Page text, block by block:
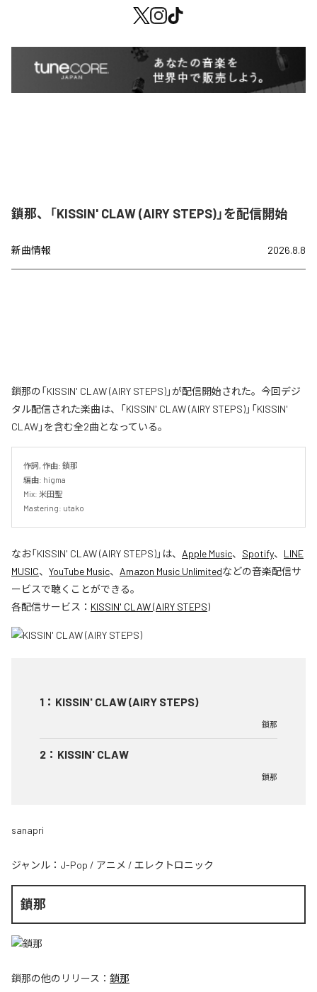
鎖那、「KISSIN' CLAW (AIRY STEPS)」を配信開始
新曲情報 2026.8.8
鎖那の「KISSIN' CLAW (AIRY STEPS)」が配信開始された。今回デジ
タル配信された楽曲は、「KISSIN' CLAW (AIRY STEPS)」「KISSIN'
CLAW」を含む全2曲となっている。
作詞, 作曲: 鎖那
編曲: higma
Mix: 米田聖
Mastering: utako
なお「KISSIN' CLAW (AIRY STEPS)」は、 Apple Music、 Spotify、 LINE
MUSIC、 YouTube Music、 Amazon Music Unlimitedなどの音楽配信サ
ービスで聴くことができる。
各配信サービス： KISSIN' CLAW (AIRY STEPS)
1 ： KISSIN' CLAW (AIRY STEPS)
鎖那
2 ： KISSIN' CLAW
鎖那
sanapri
ジャンル： J-Pop / アニメ / エレクトロニック
鎖那
鎖那の他のリリース： 鎖那